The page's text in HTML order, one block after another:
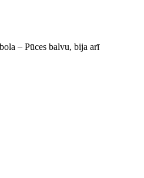
– Pūces balvu, bija arī